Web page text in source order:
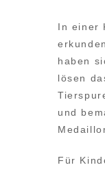
In einer
haben
lösen
und
Für